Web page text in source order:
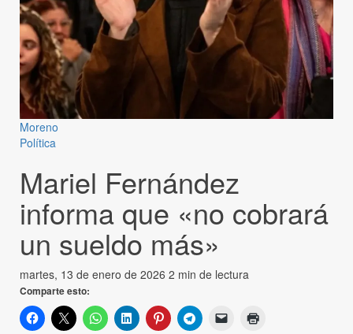
Moreno
Política
Mariel Fernández
informa que «no cobrará
un sueldo más»
martes, 13 de enero de 2026 2 min de lectura
Comparte esto: